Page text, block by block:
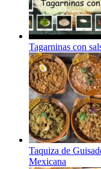
Tagarninas con
Taquiza de
Mexicana